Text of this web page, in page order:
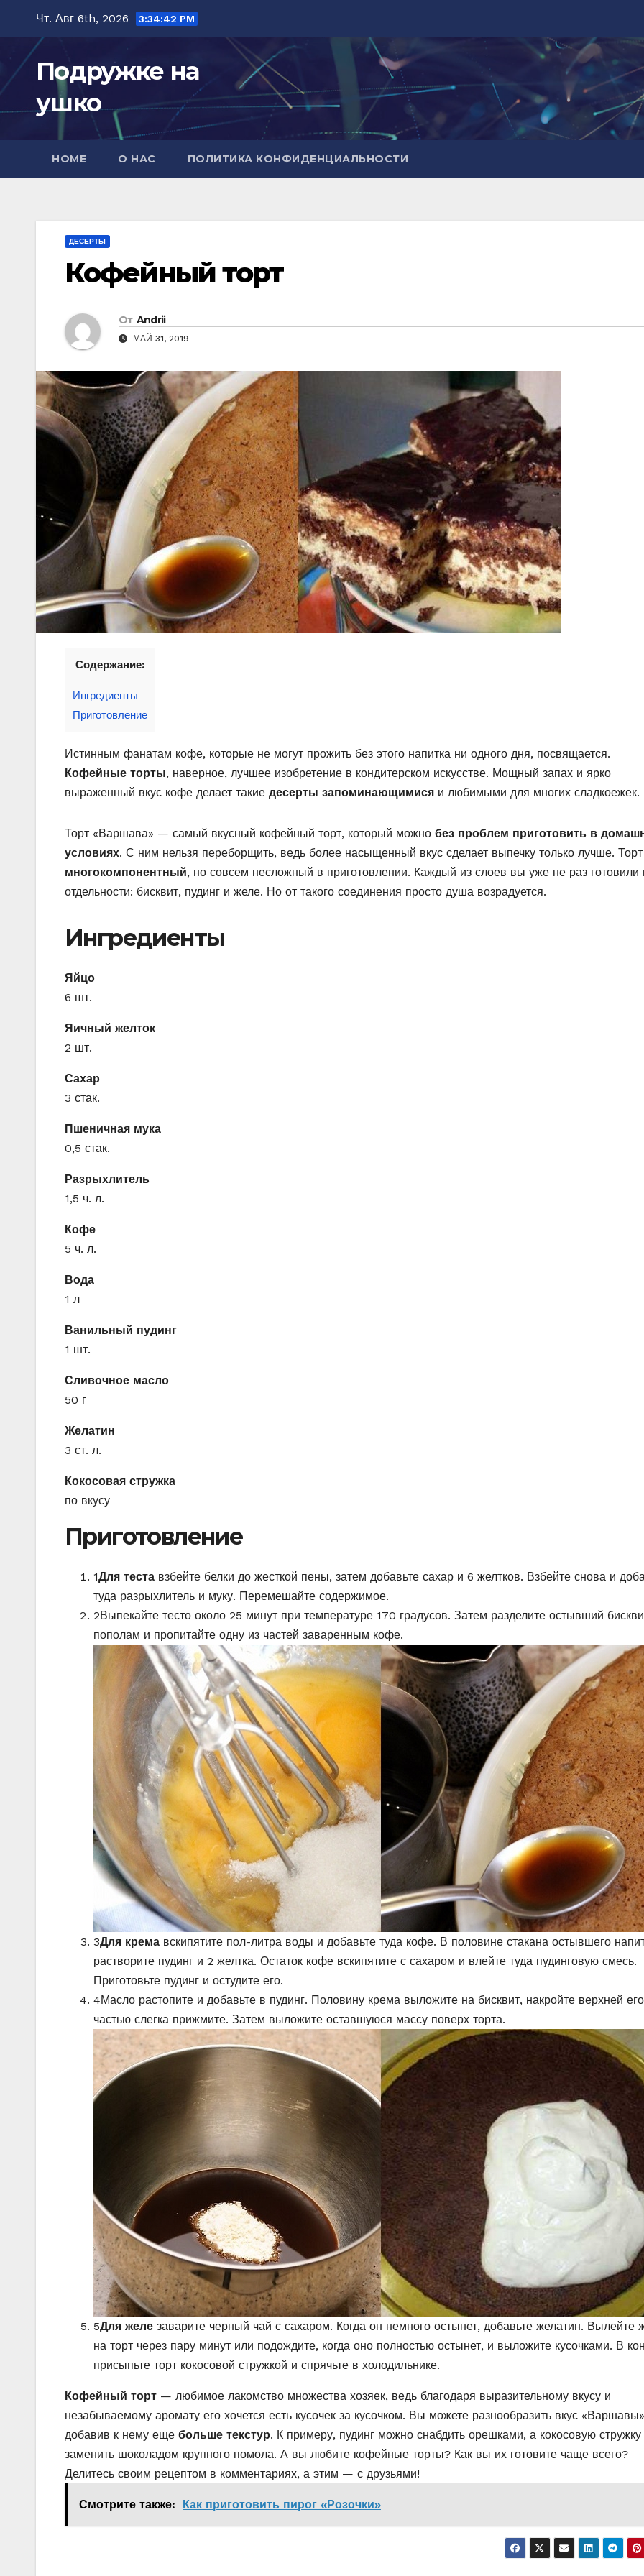
содержимому
Чт. Авг 6th, 2026 3:34:43 PM
Подружке на
ушко
HOME О НАС ПОЛИТИКА КОНФИДЕНЦИАЛЬНОСТИ
ДЕСЕРТЫ
Кофейный торт
От Andrii
МАЙ 31, 2019
Содержание:
Ингредиенты
Приготовление
Истинным фанатам кофе, которые не могут прожить без этого напитка ни одного дня, посвящается.
Кофейные торты, наверное, лучшее изобретение в кондитерском искусстве. Мощный запах и ярко
выраженный вкус кофе делает такие десерты запоминающимися и любимыми для многих сладкоежек.
Торт «Варшава» — самый вкусный кофейный торт, который можно без проблем приготовить в
условиях. С ним нельзя переборщить, ведь более насыщенный вкус сделает выпечку только лучше. Торт
многокомпонентный, но совсем несложный в приготовлении. Каждый из слоев вы уже не раз готовили
отдельности: бисквит, пудинг и желе. Но от такого соединения просто душа возрадуется.
Ингредиенты
Яйцо
6 шт.
Яичный желток
2 шт.
Сахар
3 стак.
Пшеничная мука
0,5 стак.
Разрыхлитель
1,5 ч. л.
Кофе
5 ч. л.
Вода
1 л
Ванильный пудинг
1 шт.
Сливочное масло
50 г
Желатин
3 ст. л.
Кокосовая стружка
по вкусу
Приготовление
1Для теста взбейте белки до жесткой пены, затем добавьте сахар и 6 желтков. Взбейте снова и
туда разрыхлитель и муку. Перемешайте содержимое.
2Выпекайте тесто около 25 минут при температуре 170 градусов. Затем разделите остывший
пополам и пропитайте одну из частей заваренным кофе.
3Для крема вскипятите пол-литра воды и добавьте туда кофе. В половине стакана остывшего
растворите пудинг и 2 желтка. Остаток кофе вскипятите с сахаром и влейте туда пудинговую смесь.
Приготовьте пудинг и остудите его.
4Масло растопите и добавьте в пудинг. Половину крема выложите на бисквит, накройте верхней его
частью слегка прижмите. Затем выложите оставшуюся массу поверх торта.
5Для желе заварите черный чай с сахаром. Когда он немного остынет, добавьте желатин. Вылейте
на торт через пару минут или подождите, когда оно полностью остынет, и выложите кусочками. В
присыпьте торт кокосовой стружкой и спрячьте в холодильнике.
Кофейный торт — любимое лакомство множества хозяек, ведь благодаря выразительному вкусу и
незабываемому аромату его хочется есть кусочек за кусочком. Вы можете разнообразить вкус
добавив к нему еще больше текстур. К примеру, пудинг можно снабдить орешками, а кокосовую стружку
заменить шоколадом крупного помола. А вы любите кофейные торты? Как вы их готовите чаще всего?
Делитесь своим рецептом в комментариях, а этим — с друзьями!
Смотрите также: Как приготовить пирог «Розочки»